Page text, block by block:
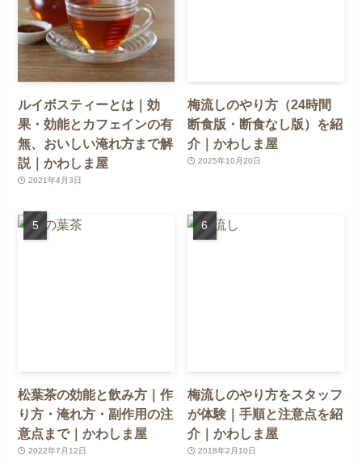
ルイボスティーとは｜効
果・効能とカフェインの有
無、おいしい淹れ方まで解
説｜かわしま屋
2021年4月3日
梅流しのやり方（24時間
断食版・断食なし版）を紹
介｜かわしま屋
2025年10月20日
松葉茶の効能と飲み方｜作
り方・淹れ方・副作用の注
意点まで｜かわしま屋
2022年7月12日
梅流しのやり方をスタッフ
が体験｜手順と注意点を紹
介｜かわしま屋
2018年2月10日